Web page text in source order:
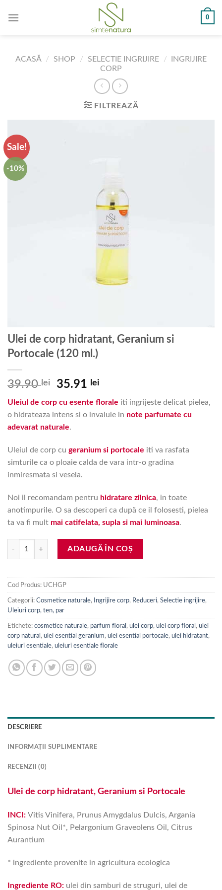
0
ACASĂ / SHOP / SELECTIE INGRIJIRE /
INGRIJIRE
CORP
FILTREAZĂ
Sale!
-10%
Ulei de corp hidratant, Geranium si
Portocale (120 ml.)
39.90lei
Prețul
a
fost:
39.90 lei.
35.91 lei
curent
este:
35.91 lei.
Uleiul de corp cu esente florale iti ingrijeste delicat pielea,
o hidrateaza intens si o invaluie in note parfumate cu
adevarat naturale.
Uleiul de corp cu geranium si portocale iti va rasfata
simturile ca o ploaie calda de vara intr-o gradina
inmiresmata si vesela.
Noi il recomandam pentru hidratare zilnica, in toate
anotimpurile. O sa descoperi ca după ce il folosesti, pielea
ta va fi mult mai catifelata, supla si mai luminoasa.
Cantitate Ulei de corp hidratant, Geranium si Portocale (120 ml.)
ADAUGĂ ÎN COȘ
Cod Produs: UCHGP
Categorii: Cosmetice naturale, Ingrijire corp, Reduceri, Selectie ingrijire,
Uleiuri corp, ten, par
Etichete: cosmetice naturale, parfum floral , ulei corp, ulei corp floral , ulei
corp natural , ulei esential geranium, ulei esential portocale, ulei hidratant,
uleiuri esentiale, uleiuri esentiale florale
DESCRIERE
INFORMAȚII SUPLIMENTARE
RECENZII (0)
Ulei de corp hidratant, Geranium si Portocale
INCI: Vitis Vinifera, Prunus Amygdalus Dulcis, Argania
Spinosa Nut Oil*, Pelargonium Graveolens Oil, Citrus
Aurantium
* ingrediente provenite in agricultura ecologica
Ingrediente RO: ulei din samburi de struguri, ulei de